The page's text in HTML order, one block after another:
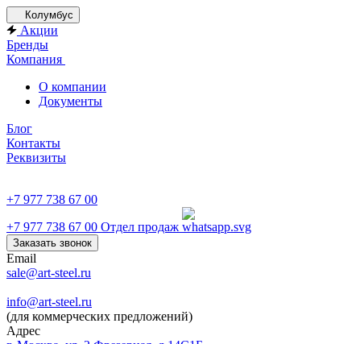
Колумбус
Акции
Бренды
Компания
О компании
Документы
Блог
Контакты
Реквизиты
+7 977 738 67 00
+7 977 738 67 00 Отдел продаж
Заказать звонок
Email
sale@art-steel.ru
info@art-steel.ru
(для коммерческих предложений)
Адрес